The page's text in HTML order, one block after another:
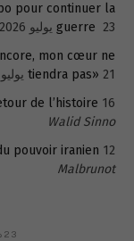
pour continuer la
guerre 23 يوليو 2026
mon cœur ne
tiendra pas» 21 يوليو 2026
de l’histoire 16 يوليو 2026
Walid Sinno
pouvoir iranien 12 يوليو 2026
Malbrunot
23 ديسمبر 2011